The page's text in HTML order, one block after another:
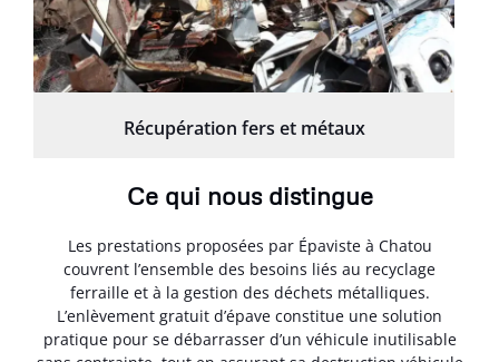
Récupération fers et métaux
Ce qui nous distingue
Les prestations proposées par Épaviste à Chatou
couvrent l’ensemble des besoins liés au recyclage
ferraille et à la gestion des déchets métalliques.
L’enlèvement gratuit d’épave constitue une solution
pratique pour se débarrasser d’un véhicule inutilisable